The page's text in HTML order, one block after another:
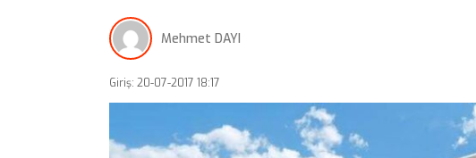
Mehmet DAYI
Giriş: 20-07-2017 18:17